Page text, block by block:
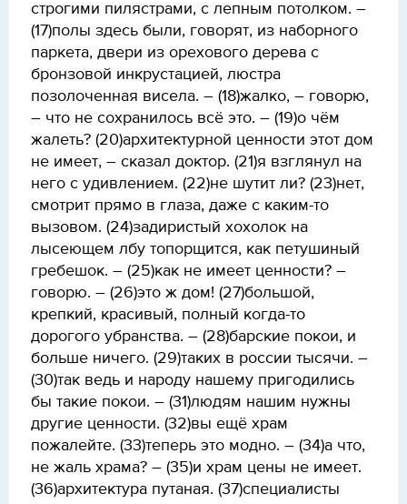
строгими пилястрами, с лепным потолком. –
(17)полы здесь были, говорят, из наборного
паркета, двери из орехового дерева с
бронзовой инкрустацией, люстра
позолоченная висела. – (18)жалко, – говорю,
– что не сохранилось всё это. – (19)о чём
жалеть? (20)архитектурной ценности этот дом
не имеет, – сказал доктор. (21)я взглянул на
него с удивлением. (22)не шутит ли? (23)нет,
смотрит прямо в глаза, даже с каким-то
вызовом. (24)задиристый хохолок на
лысеющем лбу топорщится, как петушиный
гребешок. – (25)как не имеет ценности? –
говорю. – (26)это ж дом! (27)большой,
крепкий, красивый, полный когда-то
дорогого убранства. – (28)барские покои, и
больше ничего. (29)таких в россии тысячи. –
(30)так ведь и народу нашему пригодились
бы такие покои. – (31)людям нашим нужны
другие ценности. (32)вы ещё храм
пожалейте. (33)теперь это модно. – (34)а что,
не жаль храма? – (35)и храм цены не имеет.
(36)архитектура путаная. (37)специалисты